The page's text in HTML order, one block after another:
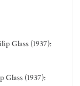
Glass (1937):
Glass (1937):